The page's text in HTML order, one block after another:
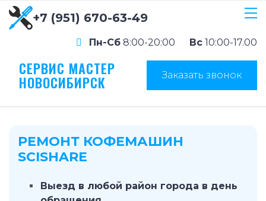
+7 (951) 670-63-49
Пн-Сб 8:00-20:00 Вс 10:00-17.00
СЕРВИС МАСТЕР
НОВОСИБИРСК Заказать звонок
РЕМОНТ КОФЕМАШИН
SCISHARE
Выезд в любой район города в день